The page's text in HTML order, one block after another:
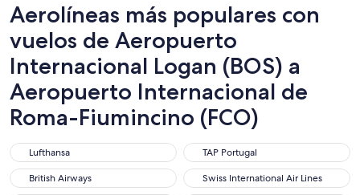
Aerolíneas más populares con
vuelos de Aeropuerto
Internacional Logan (BOS) a
Aeropuerto Internacional de
Roma-Fiumincino (FCO)
Lufthansa
Lufthansa TAP Portugal
TAP Portugal
British Airways
British Airways Swiss International Air Lines
Swiss International Air Lines